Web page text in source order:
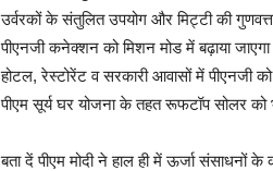
उर्वरकों के संतुलित उपयोग और मिट्टी की
पीएनजी कनेक्शन को मिशन मोड में बढ़ाया जाएगा
होटल, रेस्टोरेंट व सरकारी आवासों में पीएनजी
पीएम सूर्य घर योजना के तहत रूफटॉप सोलर को
बता दें पीएम मोदी ने हाल ही में ऊर्जा